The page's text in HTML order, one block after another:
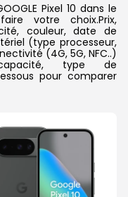
Pixel 10 dans le
votre choix.Prix,
couleur, date de
(type processeur,
(4G, 5G, NFC..)
type de
pour comparer